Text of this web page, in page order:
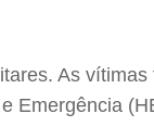
As
Emergência